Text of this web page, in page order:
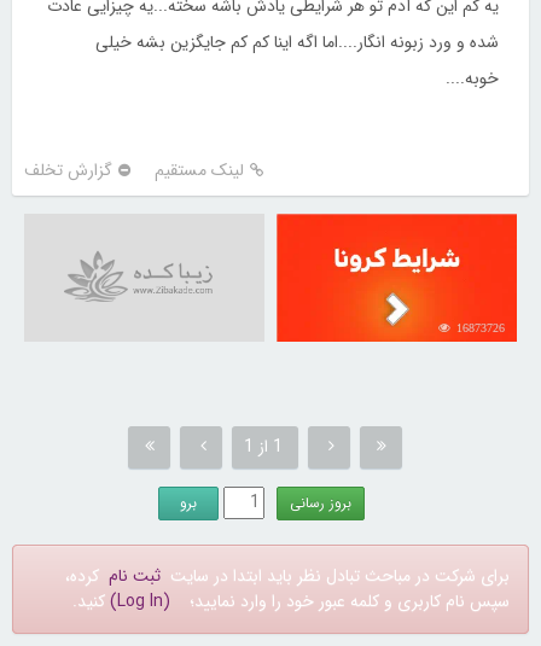
یه کم این که آدم تو هر شرایطی یادش باشه سخته...یه چیزایی عادت
شده و ورد زبونه انگار....اما اگه اینا کم کم جایگزین بشه خیلی
خوبه....
لینک مستقیم گزارش تخلف
16873726
1 از 1
برای شرکت در مباحث تبادل نظر باید ابتدا در سایت ثبت نام کرده،
سپس نام کاربری و کلمه عبور خود را وارد نمایید؛ (Log In) کنید.